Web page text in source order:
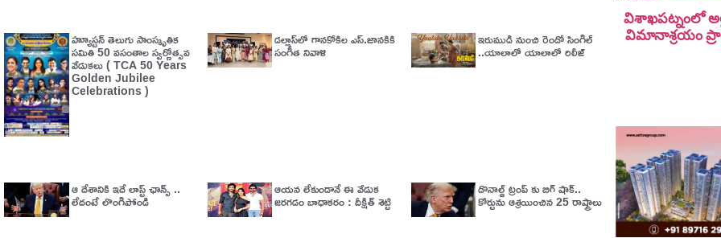
హ్యూస్టన్ తెలుగు సాంస్కృతిక
సమితి 50 వసంతాల స్వర్ణోత్సవ
వేడుకలు ( TCA 50 Years
Golden Jubilee
Celebrations )
డల్లాస్‌లో గానకోకిల ఎస్.జానకికి
సంగీత నివాళి
ఇరుముడి నుంచి రెండో సింగిల్
..యాలాలో యాలాలో రిలీజ్
ఆ దేశానికి ఇదే లాస్ట్ ఛాన్స్ ..
లేదంటే లొంగిపోండి
ఆయన లేకుండానే ఈ వేడుక
జరగడం బాధాకరం : దీక్షిత్‌ శెట్టి
డొనాల్డ్ ట్రంప్ కు బిగ్ షాక్..
కోర్టును ఆశ్రయించిన 25 రాష్ట్రాలు
విశాఖపట్నంలో
విమానాశ్ర‌యం